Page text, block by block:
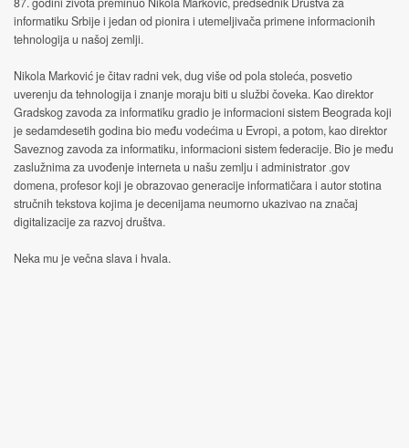
informatiku Srbije i jedan od pionira i utemeljivača primene informacionih
tehnologija u našoj zemlji.
Nikola Marković je čitav radni vek, dug više od pola stoleća, posvetio
uverenju da tehnologija i znanje moraju biti u službi čoveka. Kao direktor
Gradskog zavoda za informatiku gradio je informacioni sistem Beograda koji
je sedamdesetih godina bio među vodećima u Evropi, a potom, kao direktor
Saveznog zavoda za informatiku, informacioni sistem federacije. Bio je među
zaslužnima za uvođenje interneta u našu zemlju i administrator .gov
domena, profesor koji je obrazovao generacije informatičara i autor stotina
stručnih tekstova kojima je decenijama neumorno ukazivao na značaj
digitalizacije za razvoj društva.
Neka mu je večna slava i hvala.